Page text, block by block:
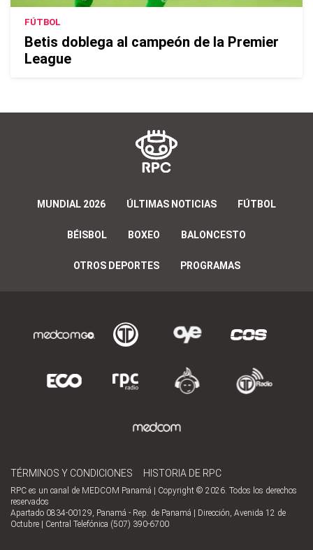
FÚTBOL
Betis doblega al campeón de la Premier
League
MUNDIAL 2026 ÚLTIMAS NOTICIAS FÚTBOL
BÉISBOL BOXEO BALONCESTO
OTROS DEPORTES PROGRAMAS
TÉRMINOS Y CONDICIONES HISTORIA DE RPC
RPC es un canal de MEDCOM Panamá | Copyright © 2026. Todos los derechos
reservados
Apartado 0834-00129, Panamá - Rep. de Panamá | Dirección, Avenida 12 de
Octubre | Central Telefónica (507) 390-6700